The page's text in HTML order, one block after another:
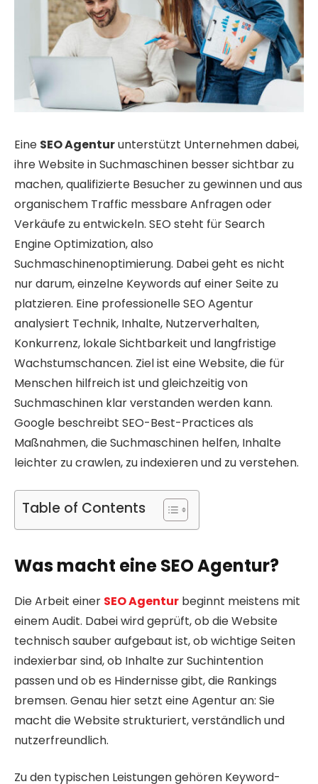
Eine SEO Agenturunterstützt Unternehmen dabei,
ihre Website in Suchmaschinen besser sichtbar zu
machen, qualifizierte Besucher zu gewinnen und aus
organischem Traffic messbare Anfragen oder
Verkäufe zu entwickeln. SEO steht für Search
Engine Optimization, also
Suchmaschinenoptimierung. Dabei geht es nicht
nur darum, einzelne Keywords auf einer Seite zu
platzieren. Eine professionelle SEO Agentur
analysiert Technik, Inhalte, Nutzerverhalten,
Konkurrenz, lokale Sichtbarkeit und langfristige
Wachstumschancen. Ziel ist eine Website, die für
Menschen hilfreich ist und gleichzeitig von
Suchmaschinen klar verstanden werden kann.
Google beschreibt SEO-Best-Practices als
Maßnahmen, die Suchmaschinen helfen, Inhalte
leichter zu crawlen, zu indexieren und zu verstehen.
Table of Contents
Was macht eine SEO Agentur?
Die Arbeit einer SEO Agentur beginnt meistens mit
einem Audit. Dabei wird geprüft, ob die Website
technisch sauber aufgebaut ist, ob wichtige Seiten
indexierbar sind, ob Inhalte zur Suchintention
passen und ob es Hindernisse gibt, die Rankings
bremsen. Genau hier setzt eine Agentur an: Sie
macht die Website strukturiert, verständlich und
nutzerfreundlich.
Zu den typischen Leistungen gehören Keyword-